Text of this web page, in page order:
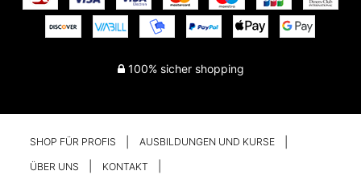
100% sicher shopping
SHOP FÜR PROFIS AUSBILDUNGEN UND KURSE
ÜBER UNS KONTAKT